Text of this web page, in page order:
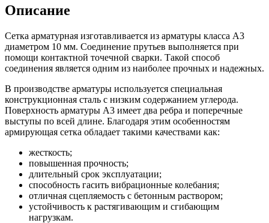
Описание
Сетка арматурная изготавливается из арматуры класса А3
диаметром 10 мм. Соединение прутьев выполняется при
помощи контактной точечной сварки. Такой способ
соединения является одним из наиболее прочных и надежных.
В производстве арматуры используется специальная
конструкционная сталь с низким содержанием углерода.
Поверхность арматуры А3 имеет два ребра и поперечные
выступы по всей длине. Благодаря этим особенностям
армирующая сетка обладает такими качествами как:
жесткость;
повышенная прочность;
длительный срок эксплуатации;
способность гасить вибрационные колебания;
отличная сцепляемость с бетонным раствором;
устойчивость к растягивающим и сгибающим
нагрузкам.